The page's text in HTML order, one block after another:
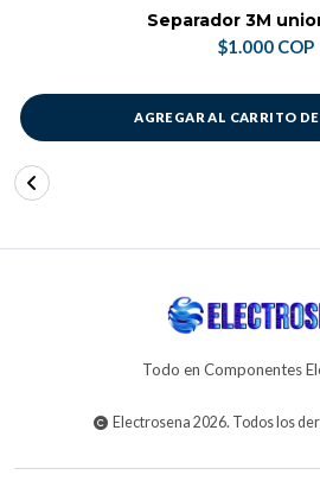
Separador 3M
$1.000 COP
AGREGAR AL CARRITO
Todo en Componentes
Electrosena 2026. Todos los